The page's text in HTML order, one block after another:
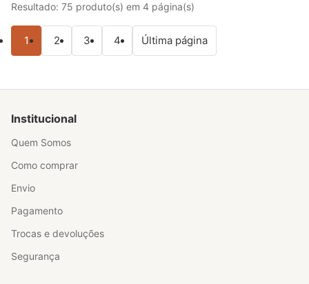
Resultado: 75 produto(s) em 4 página(s)
1 2 3 4 Última página
Institucional
Quem Somos
Como comprar
Envio
Pagamento
Trocas e devoluções
Segurança